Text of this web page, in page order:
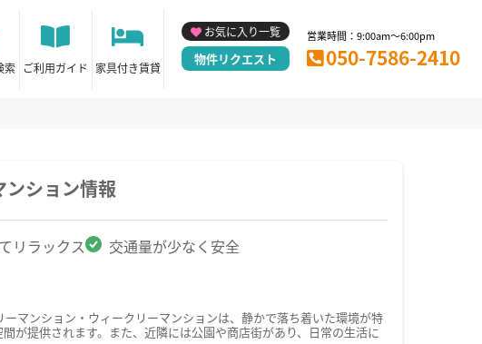
索 ご利用ガイド 家具付き賃貸
お気に入り一覧
物件リクエスト
営業時間：9:00am～6:00pm
050-7586-2410
ション情報
リラックス
交通量が少なく安全
マンション・ウィークリーマンションは、静かで落ち着いた環境が特
が提供されます。また、近隣には公園や商店街があり、日常の生活に